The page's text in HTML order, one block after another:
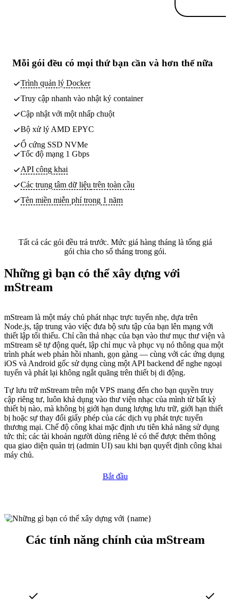
Mỗi gói đều có mọi thứ bạn cần và hơn thế nữa
Trình quản lý Docker
Truy cập nhanh vào nhật ký container
Cập nhật với một nhấp chuột
Bộ xử lý AMD EPYC
Ổ cứng SSD NVMe
Tốc độ mạng 1 Gbps
API công khai
Các trung tâm dữ liệu trên toàn cầu
Tên miền miễn phí trong 1 năm
Tất cả các gói đều trả trước. Mức giá hàng tháng là tổng giá
gói chia cho số tháng trong gói.
Những gì bạn có thể xây dựng với
mStream
mStream là một máy chủ phát nhạc trực tuyến nhẹ, dựa trên
Node.js, tập trung vào việc đưa bộ sưu tập của bạn lên mạng với
thiết lập tối thiểu. Chỉ cần thả nhạc của bạn vào thư mục thư viện và
mStream sẽ tự động quét, lập chỉ mục và phục vụ nó thông qua một
trình phát web phản hồi nhanh, gọn gàng — cùng với các ứng dụng
iOS và Android gốc sử dụng cùng một API backend để nghe ngoại
tuyến và phát lại không ngắt quãng trên thiết bị di động.
Tự lưu trữ mStream trên một VPS mang đến cho bạn quyền truy
cập riêng tư, luôn khả dụng vào thư viện nhạc của mình từ bất kỳ
thiết bị nào, mà không bị giới hạn dung lượng lưu trữ, giới hạn thiết
bị hoặc sự thay đổi giấy phép của các dịch vụ phát trực tuyến
thương mại. Chế độ công khai mặc định ưu tiên khả năng sử dụng
tức thì; các tài khoản người dùng riêng lẻ có thể được thêm thông
qua giao diện quản trị (admin UI) sau khi bạn quyết định công khai
máy chủ.
Bắt đầu
Các tính năng chính của mStream